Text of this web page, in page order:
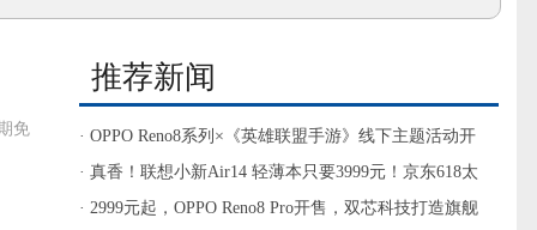
免
推荐新闻
· OPPO Reno8系列×《英雄联盟手游》线下主题活动开
启，零距离感受电竞乐趣
· 真香！联想小新Air14 轻薄本只要3999元！京东618太
狠了
· 2999元起，OPPO Reno8 Pro开售，双芯科技打造旗舰